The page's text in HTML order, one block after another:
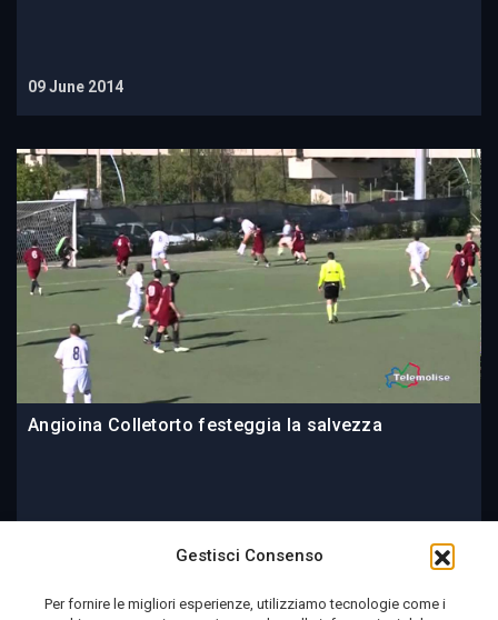
Gestisci Consenso
Per fornire le migliori esperienze, utilizziamo tecnologie come i
09 June 2014
Angioina Colletorto festeggia la salvezza